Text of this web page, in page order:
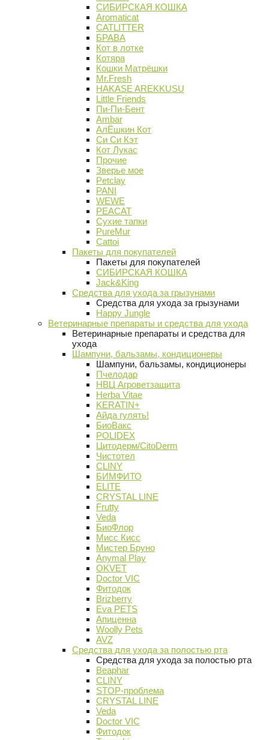
СИБИРСКАЯ КОШКА
Aromaticat
CATLITTER
БРАВА
Кот в лотке
Котяра
Кошки Матрёшки
Mr.Fresh
HAKASE AREKKUSU
Little Friends
Пи-Пи-Бент
Ambar
АлЁшкин Кот
Си Си Кэт
Кот Лукас
Прочие
Зверье мое
Petclay
PANI
WEWE
PEACAT
Сухие тапки
PureMur
Cattoi
Пакеты для покупателей
Пакеты для покупателей
СИБИРСКАЯ КОШКА
Jack&King
Средства для ухода за грызунами
Средства для ухода за грызунами
Happy Jungle
Ветеринарные препараты и средства для ухода
Ветеринарные препараты и средства для
ухода
Шампуни, бальзамы, кондиционеры
Шампуни, бальзамы, кондиционеры
Пчелодар
НВЦ Агроветзащита
Herba Vitae
KERATIN+
Айда гулять!
БиоВакс
POLIDEX
Цитодерм/CitoDerm
Чистотел
CLINY
БИМФИТО
ELITE
CRYSTAL LINE
Frutty
Veda
БиоФлор
Мисс Кисс
Мистер Бруно
Anymal Play
OKVET
Doctor VIC
Фитодок
Brizberry
Eva PETS
Апиценна
Woolly Pets
AVZ
Средства для ухода за полостью рта
Средства для ухода за полостью рта
Beaphar
CLINY
STOP-проблема
CRYSTAL LINE
Veda
Doctor VIC
Фитодок